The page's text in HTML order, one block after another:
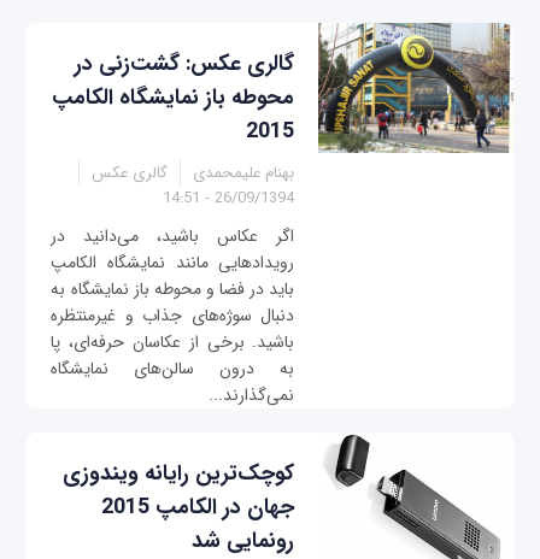
گالری عکس: گشت‌زنی در
محوطه باز نمایشگاه الکامپ
2015
بهنام علیمحمدی
گالری عکس
26/09/1394 - 14:51
اگر عکاس باشید، می‌دانید در
رویدادهایی مانند نمایشگاه الکامپ
باید در فضا و محوطه باز نمایشگاه به
دنبال سوژه‌های جذاب و غیرمنتظره
باشید. برخی از عکاسان حرفه‌ای، پا
به درون سالن‌های نمایشگاه
نمی‌گذارند...
کوچک‌ترین رایانه ویندوزی
جهان در الکامپ 2015
رونمایی شد